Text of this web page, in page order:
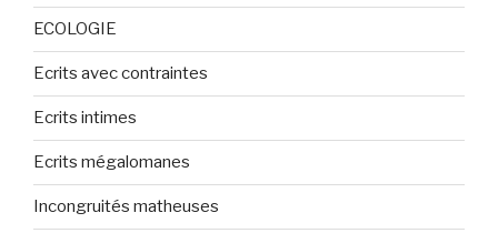
ECOLOGIE
Ecrits avec contraintes
Ecrits intimes
Ecrits mégalomanes
Incongruités matheuses